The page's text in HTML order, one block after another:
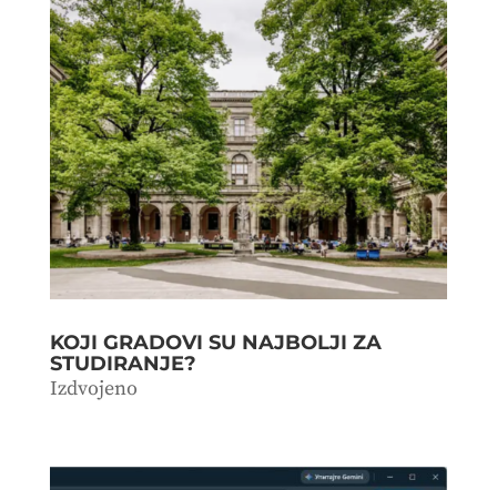
KOJI GRADOVI SU NAJBOLJI ZA
STUDIRANJE?
Izdvojeno